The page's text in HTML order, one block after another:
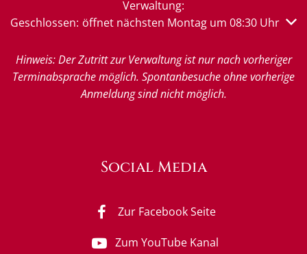
Verwaltung:
Klicken, um weitere Öffnungs- oder Schließzeiten
Geschlossen: öffnet nächsten Montag um 08:30 Uhr
Hinweis: Der Zutritt zur Verwaltung ist nur nach vorheriger
Terminabsprache möglich. Spontanbesuche ohne vorherige
Anmeldung sind nicht möglich.
Social Media
Zur Facebook Seite
Zum YouTube Kanal